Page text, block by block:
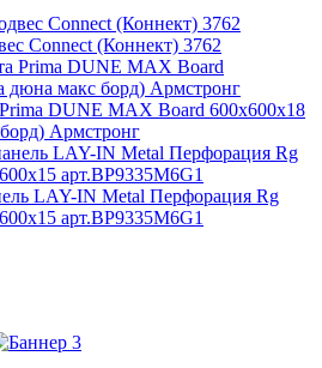
Connect (Коннект) 3762
DUNE MAX Board 600x600x18
Армстронг
LAY-IN Metal Перфорация Rg
арт.BP9335M6G1